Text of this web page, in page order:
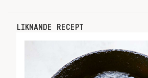
LIKNANDE RECEPT